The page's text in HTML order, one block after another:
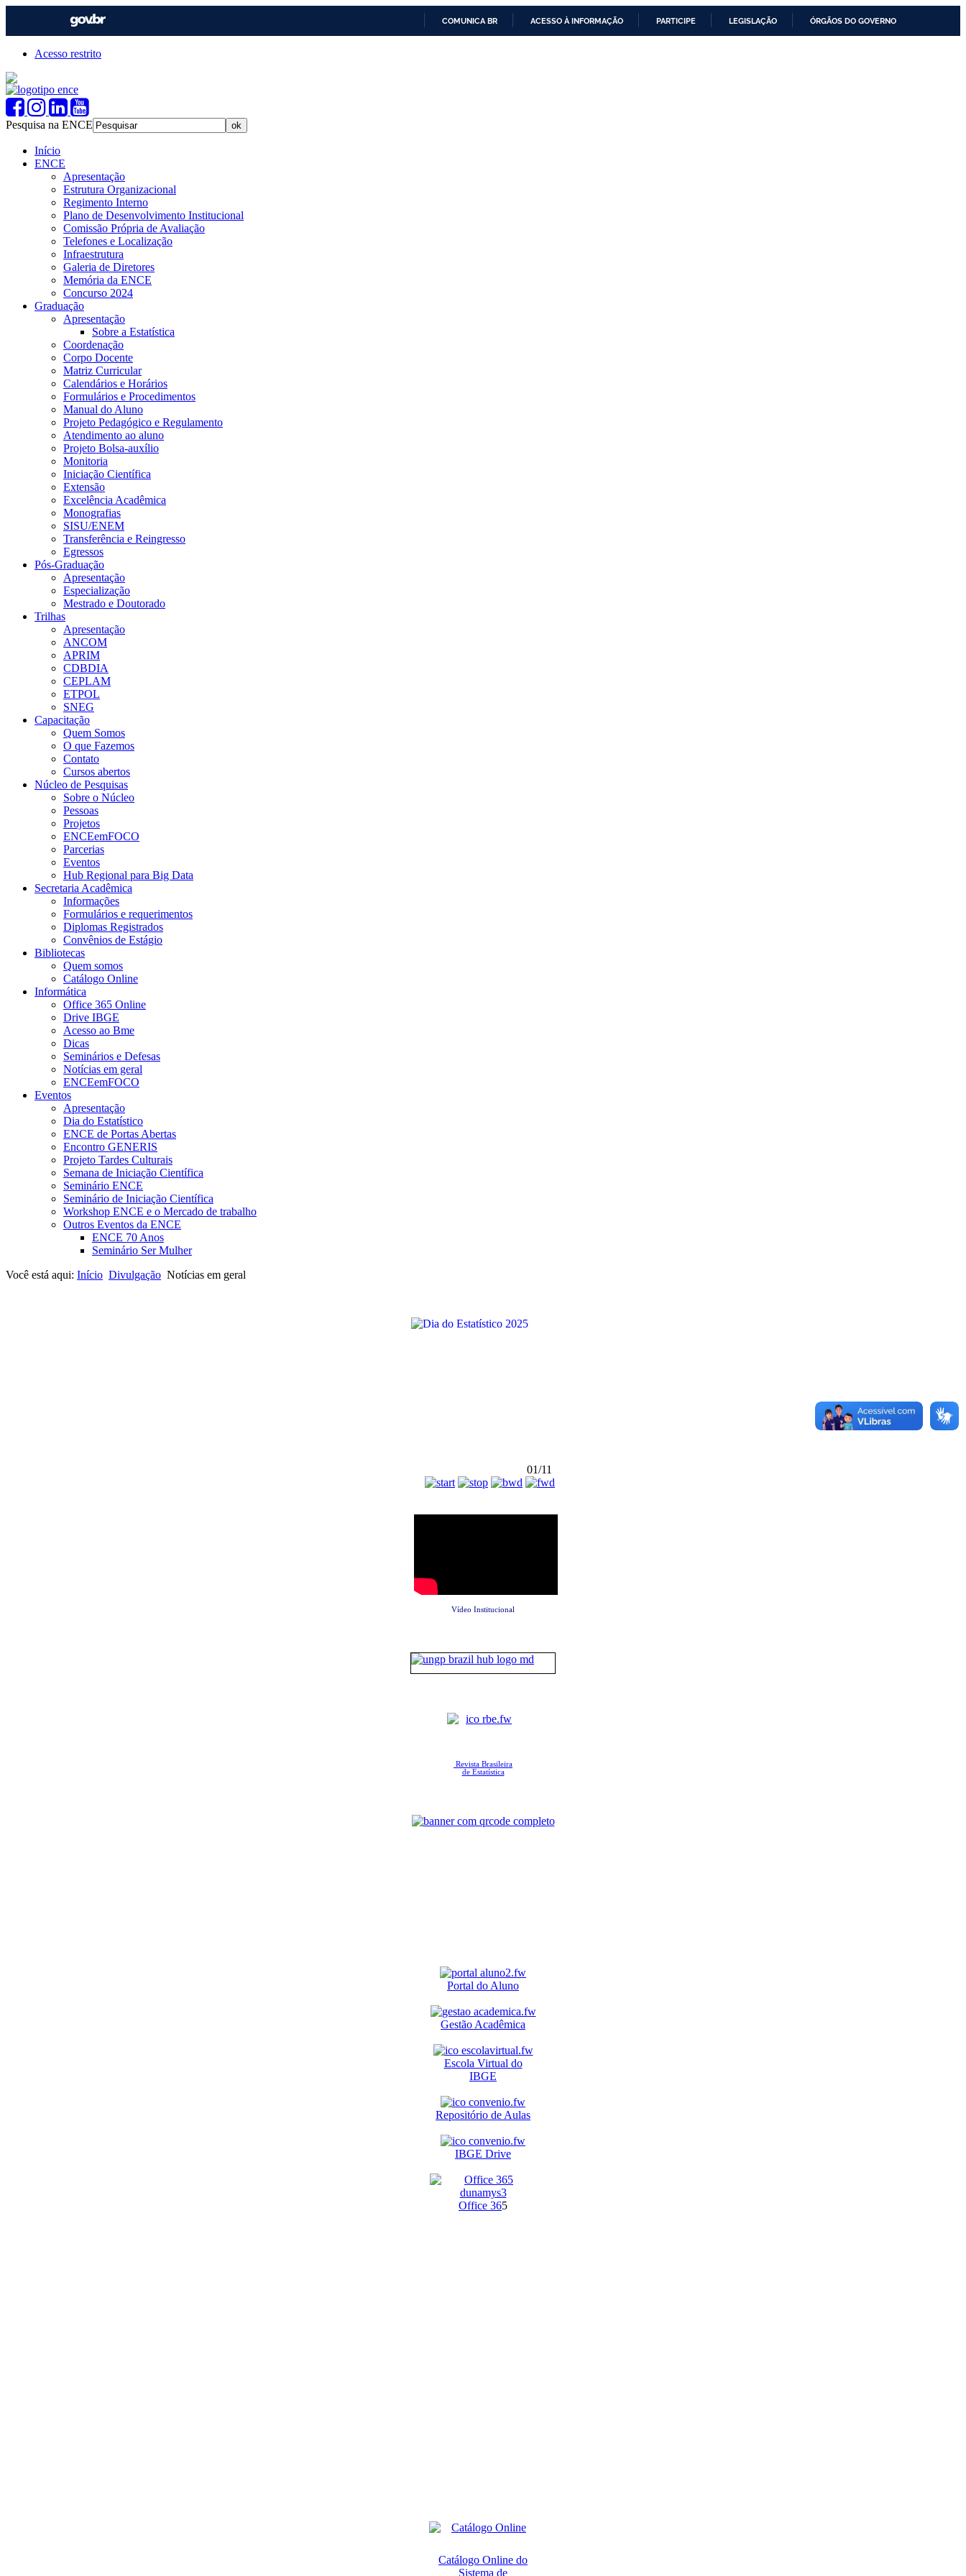
COMUNICA BR ACESSO À INFORMAÇÃO PARTICIPE LEGISLAÇÃO ÓRGÃOS DO GOVERNO
Acesso restrito
Pesquisa na ENCE
Início
ENCE
Apresentação
Estrutura Organizacional
Regimento Interno
Plano de Desenvolvimento Institucional
Comissão Própria de Avaliação
Telefones e Localização
Infraestrutura
Galeria de Diretores
Memória da ENCE
Concurso 2024
Graduação
Apresentação
Sobre a Estatística
Coordenação
Corpo Docente
Matriz Curricular
Calendários e Horários
Formulários e Procedimentos
Manual do Aluno
Projeto Pedagógico e Regulamento
Atendimento ao aluno
Projeto Bolsa-auxílio
Monitoria
Iniciação Científica
Extensão
Excelência Acadêmica
Monografias
SISU/ENEM
Transferência e Reingresso
Egressos
Pós-Graduação
Apresentação
Especialização
Mestrado e Doutorado
Trilhas
Apresentação
ANCOM
APRIM
CDBDIA
CEPLAM
ETPOL
SNEG
Capacitação
Quem Somos
O que Fazemos
Contato
Cursos abertos
Núcleo de Pesquisas
Sobre o Núcleo
Pessoas
Projetos
ENCEemFOCO
Parcerias
Eventos
Hub Regional para Big Data
Secretaria Acadêmica
Informações
Formulários e requerimentos
Diplomas Registrados
Convênios de Estágio
Bibliotecas
Quem somos
Catálogo Online
Informática
Office 365 Online
Drive IBGE
Acesso ao Bme
Dicas
Seminários e Defesas
Notícias em geral
ENCEemFOCO
Eventos
Apresentação
Dia do Estatístico
ENCE de Portas Abertas
Encontro GENERIS
Projeto Tardes Culturais
Semana de Iniciação Científica
Seminário ENCE
Seminário de Iniciação Científica
Workshop ENCE e o Mercado de trabalho
Outros Eventos da ENCE
ENCE 70 Anos
Seminário Ser Mulher
Você está aqui: Início Divulgação Notícias em geral
01/11
Vídeo Institucional
Revista Brasileira
de Estatística
Portal do Aluno
Gestão Acadêmica
Escola Virtual do
IBGE
Repositório de Aulas
IBGE Drive
Office 365
Catálogo Online do
Sistema de